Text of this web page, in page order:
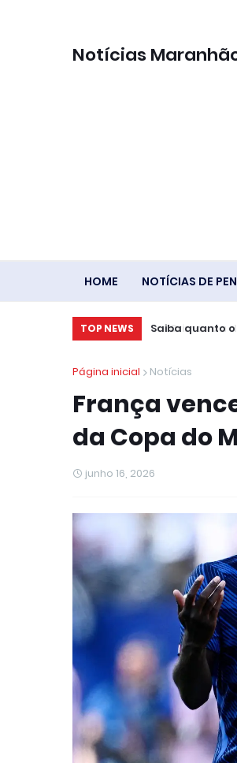
Notícias
HOME NOTÍCIAS DE
TOP NEWS Saiba quanto
Página inicial Notícias
França
da Copa do
junho 16, 2026